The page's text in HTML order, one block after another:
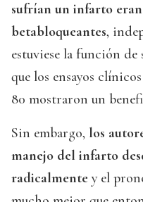
sufrían un infarto
betabloqueantes,
estuviese la función de
que los ensayos
80 mostraron un
Sin embargo, los
manejo del infarto
radicalmente y el